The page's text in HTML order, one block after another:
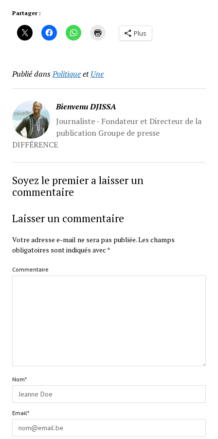
Partager :
Plus
Publié dansPolitiqueetUne
Bienvenu DJISSA
Journaliste - Fondateur et Directeur de la
publication Groupe de presse
DIFFÉRENCE
Soyez le premier a laisser un
commentaire
Laisser un commentaire
Votre adresse e-mail ne sera pas publiée.Les champs
obligatoires sont indiqués avec *
Commentaire
Nom*
Email*